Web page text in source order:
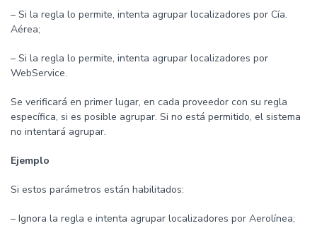
– Si la regla lo permite, intenta agrupar localizadores por Cía.
Aérea;
– Si la regla lo permite, intenta agrupar localizadores por
WebService.
Se verificará en primer lugar, en cada proveedor con su regla
específica, si es posible agrupar. Si no está permitido, el sistema
no intentará agrupar.
Ejemplo
Si estos parámetros están habilitados:
– Ignora la regla e intenta agrupar localizadores por Aerolínea;